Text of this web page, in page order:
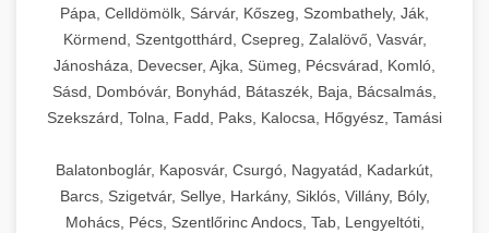
weboldal-keszites.co
elkötelezettség erősítési módszerek
kampánykezelés. Optimalizálja hirdetési
költségvetését gépi tanulással és
automatizálással.
aikampany.hu AI hirdetési automatizálás
🍞 20. Ipari Dagasztógép +
Professzionális ipari dagasztógépek és
tésztakeverő gépek pékségek és kereskedelmi
konyhák számára. Masszív konstrukció
megbízható teljesítményhez.
chef-iparikonyhagepek.hu
🔪 21. Ipari Szeletelőgép +
Ipari hús- és sajtszeletelő gépek professzionális
élelmiszer-előkészítéshez. Precíziós vágás
állítható vastagság beállítással.
📦 22. Vákuumozó Gép +
Pápa, Celldömölk, Sárvár, Kőszeg, Szombathely, Ják,
Körmend, Szentgotthárd, Csepreg, Zalalövő, Vasvár,
Jánosháza, Devecser, Ajka, Sümeg, Pécsvárad, Komló,
Sásd, Dombóvár, Bonyhád, Bátaszék, Baja, Bácsalmás,
Szekszárd, Tolna, Fadd, Paks, Kalocsa, Hőgyész, Tamási
Balatonboglár, Kaposvár, Csurgó, Nagyatád, Kadarkút,
Barcs, Szigetvár, Sellye, Harkány, Siklós, Villány, Bóly,
Mohács, Pécs, Szentlőrinc Andocs, Tab, Lengyeltóti,